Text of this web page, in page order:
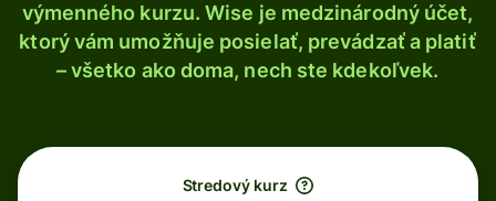
výmenného kurzu. Wise je medzinárodný účet,
ktorý vám umožňuje posielať, prevádzať a platiť
– všetko ako doma, nech ste kdekoľvek.
Stredový kurz